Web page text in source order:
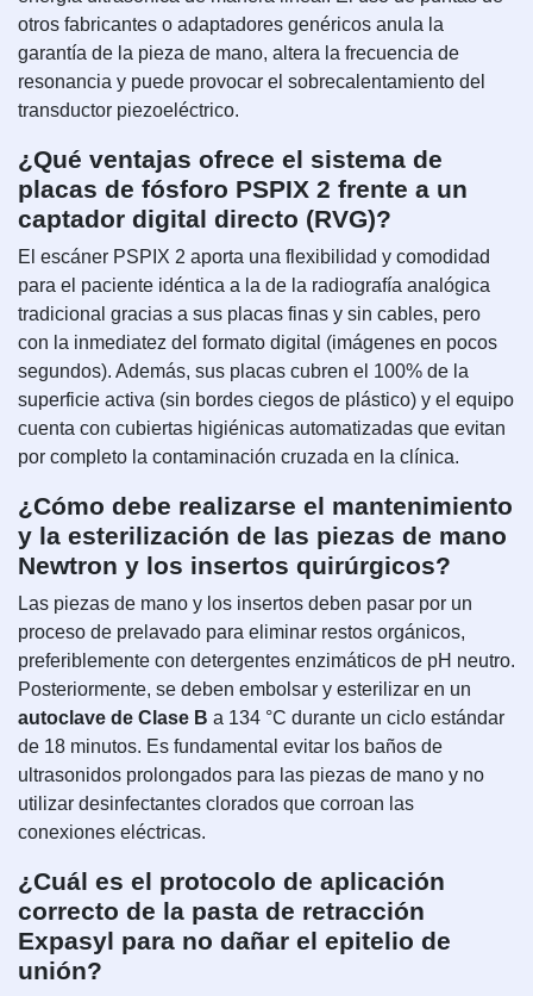
otros fabricantes o adaptadores genéricos anula la
garantía de la pieza de mano, altera la frecuencia de
resonancia y puede provocar el sobrecalentamiento del
transductor piezoeléctrico.
¿Qué ventajas ofrece el sistema de
placas de fósforo PSPIX 2 frente a un
captador digital directo (RVG)?
El escáner PSPIX 2 aporta una flexibilidad y comodidad
para el paciente idéntica a la de la radiografía analógica
tradicional gracias a sus placas finas y sin cables, pero
con la inmediatez del formato digital (imágenes en pocos
segundos). Además, sus placas cubren el 100% de la
superficie activa (sin bordes ciegos de plástico) y el equipo
cuenta con cubiertas higiénicas automatizadas que evitan
por completo la contaminación cruzada en la clínica.
¿Cómo debe realizarse el mantenimiento
y la esterilización de las piezas de mano
Newtron y los insertos quirúrgicos?
Las piezas de mano y los insertos deben pasar por un
proceso de prelavado para eliminar restos orgánicos,
preferiblemente con detergentes enzimáticos de pH neutro.
Posteriormente, se deben embolsar y esterilizar en un
autoclave de Clase B a 134 °C durante un ciclo estándar
de 18 minutos. Es fundamental evitar los baños de
ultrasonidos prolongados para las piezas de mano y no
utilizar desinfectantes clorados que corroan las
conexiones eléctricas.
¿Cuál es el protocolo de aplicación
correcto de la pasta de retracción
Expasyl para no dañar el epitelio de
unión?